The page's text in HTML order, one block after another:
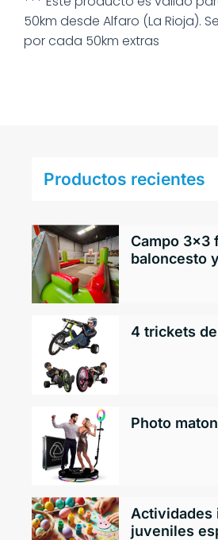
50km desde Alfaro (La Rioja).
por cada 50km extras
Productos recientes
Campo 3×3
baloncesto
4 trickets
Photo
Actividades
juveniles